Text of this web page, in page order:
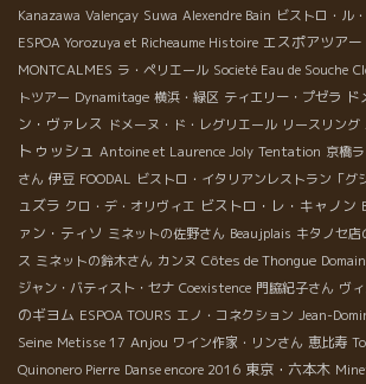
Kanazawa Valençay Suwa Alexendre Bain ビストロ・ル
ESPOA Yorozuya et Richeaume Histoire エスポアツアー
MONTCALMES ラ・ペリエール Societé Eau de Souche
トツアー Dynamitage 横浜・緑区 ティエリー・プゼラ
ン・ヴァレス ドメーヌ・ド・レグリエール リースリング
トゥッシュ Antoine et Laurence Joly Tentation 京橋
さん 伊豆 FOODAL ビストロ・イタリアンレストラン「グ
ュズラ クロ・デ・オリヴィエ ビストロ・レ・キャノン
ァン・ティソ ミネットの佐野さん Beaujplais キタノセ店
ス ミネットの鈴木さん カンヌ Côtes de Thongue
ジャン・バティスト・セナ Coexistence 門脇紀子さん ヴ
のギヨム ESPOA TOURS エノ・コネクション Jean-
Seine Metisse 17 Anjou ワイン作家・リンさん 恵比寿
Quinonero Pierre Danse encore 2016 東京・六本木